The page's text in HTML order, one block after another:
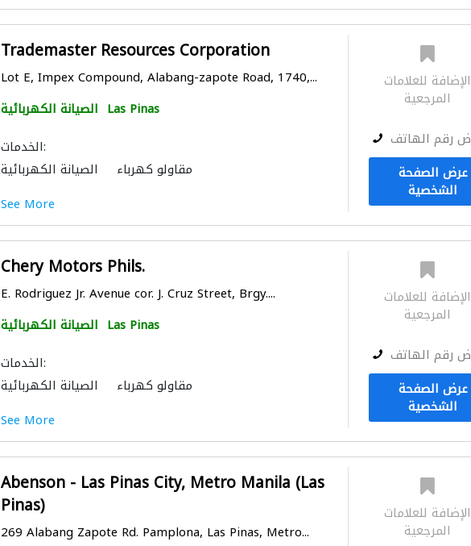
Trademaster Resources Corporation
Lot E, Impex Compound, Alabang-zapote Road, 1740,...
الصيانة الكهربائية Las Pinas
الخدمات:
الصيانة الكهربائية
مقاولو كهرباء
See More
الإضافة للعلامات
المرجعية
رقم الهاتف
عرض الصفحة
الشخصية
Chery Motors Phils.
E. Rodriguez Jr. Avenue cor. J. Cruz Street, Brgy....
الصيانة الكهربائية Las Pinas
الخدمات:
الصيانة الكهربائية
مقاولو كهرباء
See More
الإضافة للعلامات
المرجعية
رقم الهاتف
عرض الصفحة
الشخصية
Abenson - Las Pinas City, Metro Manila (Las
Pinas)
269 Alabang Zapote Rd. Pamplona, Las Pinas, Metro...
الإضافة للعلامات
المرجعية